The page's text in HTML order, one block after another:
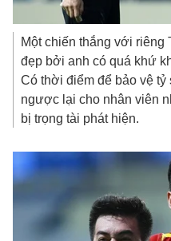
Một chiến thắng với riêng
đẹp bởi anh có quá khứ
Có thời điểm để bảo vệ tỷ
ngược lại cho nhân viên
bị trọng tài phát hiện.